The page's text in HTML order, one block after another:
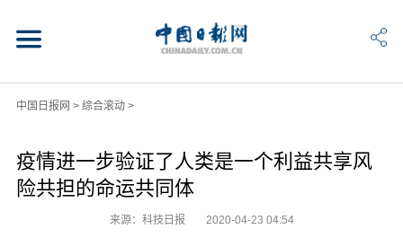
中国日报网 > 综合滚动>
疫情进一步验证了人类是一个利益共享风
险共担的命运共同体
来源：科技日报 2020-04-23 04:54